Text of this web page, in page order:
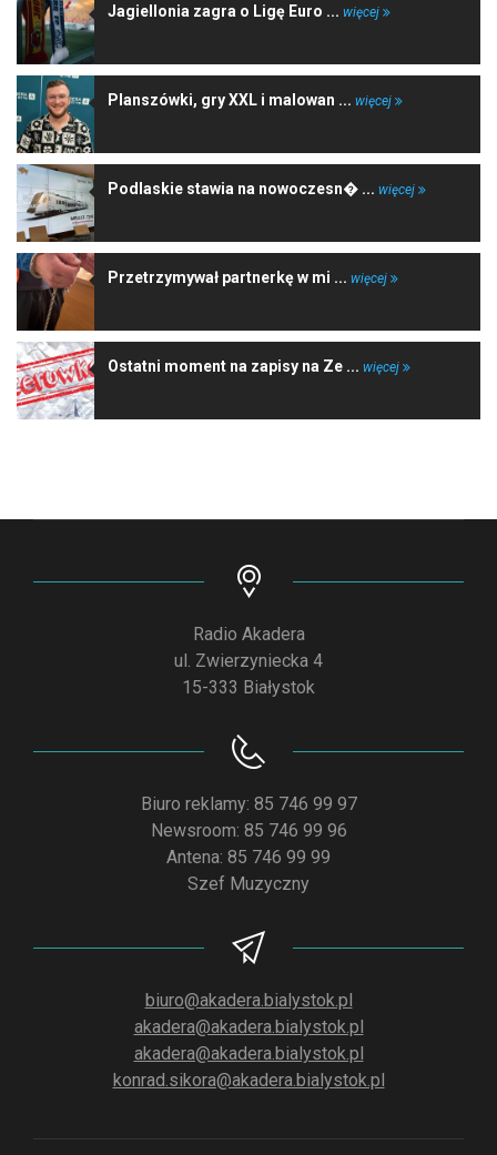
Jagiellonia zagra o Ligę Euro ... więcej
Planszówki, gry XXL i malowan ... więcej
Podlaskie stawia na nowoczesn� ... więcej
Przetrzymywał partnerkę w mi ... więcej
Ostatni moment na zapisy na Ze ... więcej
Radio Akadera
ul. Zwierzyniecka 4
15-333 Białystok
Biuro reklamy: 85 746 99 97
Newsroom: 85 746 99 96
Antena: 85 746 99 99
Szef Muzyczny
biuro@akadera.bialystok.pl
akadera@akadera.bialystok.pl
akadera@akadera.bialystok.pl
konrad.sikora@akadera.bialystok.pl